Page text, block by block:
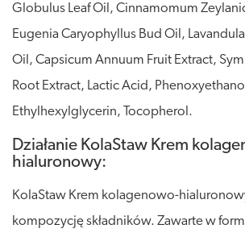
Globulus Leaf Oil, Cinnamomum
Eugenia Caryophyllus Bud Oil,
Oil, Capsicum Annuum Fruit Extract,
Root Extract, Lactic Acid,
Ethylhexylglycerin, Tocopherol.
Działanie KolaStaw Krem
hialuronowy:
KolaStaw Krem kolagenowo-
kompozycję składników. Zawarte w